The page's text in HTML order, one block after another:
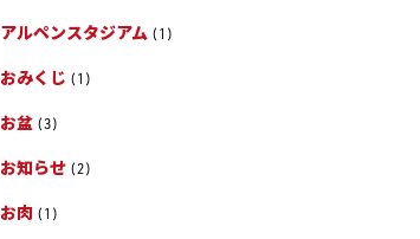
アルペンスタジアム (1)
おみくじ (1)
お盆 (3)
お知らせ (2)
お肉 (1)